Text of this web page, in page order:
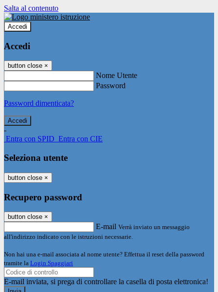
Salta al contenuto
Accedi
Accedi
button close ×
Nome Utente
Password
Password dimenticata?
-
Entra con SPID Entra con CIE
Seleziona utente
button close ×
Recupero password
button close ×
E-mail Verrà inviato un messaggio
all'indirizzo indicato con le istruzioni necessarie.
Non hai una e-mail associata al nome utente? Effettua il reset della password
tramite la Login Spaggiari
E-mail inviata, si prega di controllare la casella di posta elettronica!